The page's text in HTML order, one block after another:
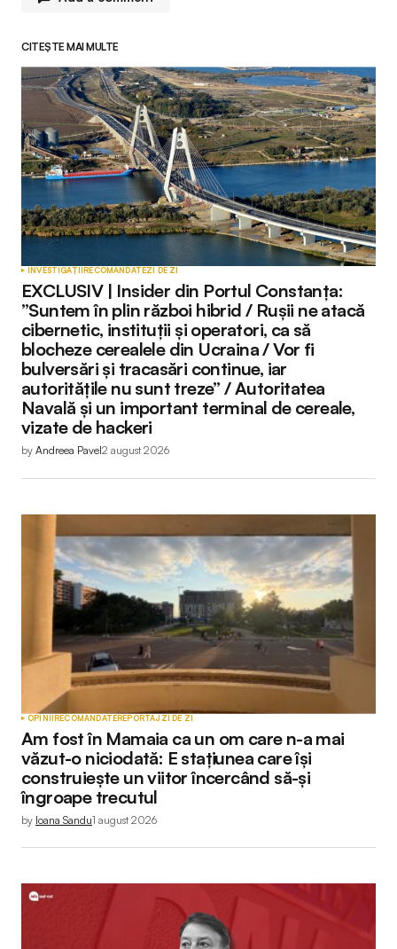
Adresa ta de email nu va fi publicată. Câmpurile
obligatorii sunt marcate cu*
Comment*
Your E-mail*
Submit Comment
CITEȘTE MAI MULTE
INVESTIGAȚII RECOMANDATEZI DE ZI
EXCLUSIV | Insider din Portul Constanța:
”Suntem în plin război hibrid / Rușii ne atacă
cibernetic, instituții și operatori, ca să
blocheze cerealele din Ucraina / Vor fi
bulversări și tracasări continue, iar
autoritățile nu sunt treze” / Autoritatea
Navală și un important terminal de cereale,
vizate de hackeri
by Andreea Pavel2 august 2026
OPINIIRECOMANDATEREPORTAJ ZI DE ZI
Am fost în Mamaia ca un om care n-a mai
văzut-o niciodată: E stațiunea care își
construiește un viitor încercând să-și
îngroape trecutul
by Ioana Sandu1 august 2026